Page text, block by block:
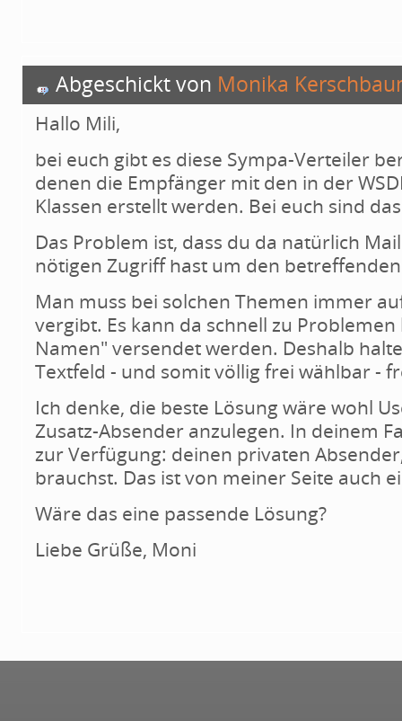
Abgeschickt von Monika
Hallo Mili,
bei euch gibt es diese Sympa-Verteiler
denen die Empfänger mit den in der
Klassen erstellt werden. Bei euch sind
Das Problem ist, dass du da natürlich
nötigen Zugriff hast um den
Man muss bei solchen Themen immer
vergibt. Es kann da schnell zu
Namen" versendet werden. Deshalb
Textfeld - und somit völlig frei wählbar -
Ich denke, die beste Lösung wäre wohl
Zusatz-Absender anzulegen. In deinem
zur Verfügung: deinen privaten
brauchst. Das ist von meiner Seite auch
Wäre das eine passende Lösung?
Liebe Grüße, Moni